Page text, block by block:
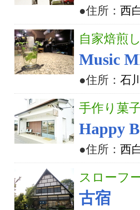
●住所： 西
自家焙煎
Music
●住所： 石
手作り菓
Happy
●住所： 西
スローフ
古宿